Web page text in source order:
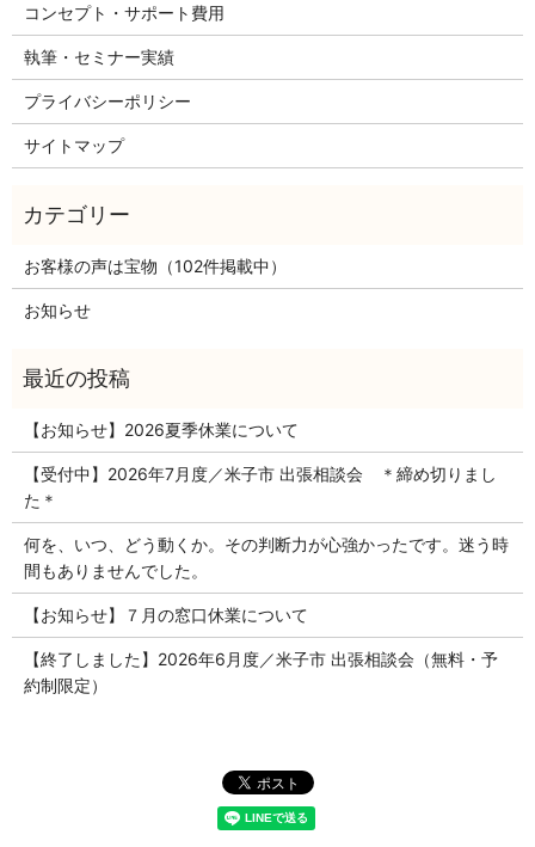
コンセプト・サポート費用
執筆・セミナー実績
プライバシーポリシー
サイトマップ
お客様の声は宝物（102件掲載中）
お知らせ
【お知らせ】2026夏季休業について
【受付中】2026年7月度／米子市 出張相談会 ＊締め切りまし
た＊
何を、いつ、どう動くか。その判断力が心強かったです。迷う時
間もありませんでした。
【お知らせ】７月の窓口休業について
【終了しました】2026年6月度／米子市 出張相談会（無料・予
約制限定）